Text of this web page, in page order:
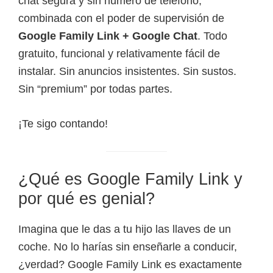
combinada con el poder de supervisión de
Google Family Link + Google Chat. Todo
gratuito, funcional y relativamente fácil de
instalar. Sin anuncios insistentes. Sin sustos.
Sin “premium” por todas partes.
¡Te sigo contando!
¿Qué es Google Family Link y
por qué es genial?
Imagina que le das a tu hijo las llaves de un
coche. No lo harías sin enseñarle a conducir,
¿verdad? Google Family Link es exactamente